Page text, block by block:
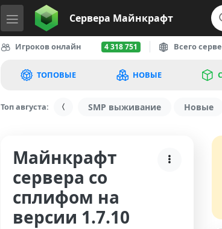
Сервера Майнкрафт
Игроков онлайн 4 318 751 Всего
ТОПОВЫЕ НОВЫЕ
Топ августа: SMP выживание Новые
Майнкрафт
сервера со
сплифом на
версии 1.7.10